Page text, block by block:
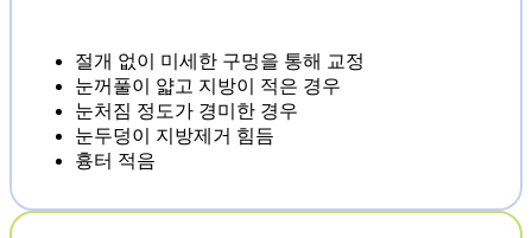
절개 없이 미세한 구멍을 통해 교정
눈꺼풀이 얇고 지방이 적은 경우
눈처짐 정도가 경미한 경우
눈두덩이 지방제거 힘듬
흉터 적음